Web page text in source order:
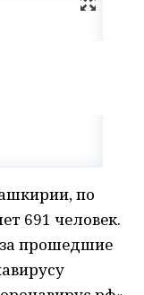
по
691 человек.
прошедшие